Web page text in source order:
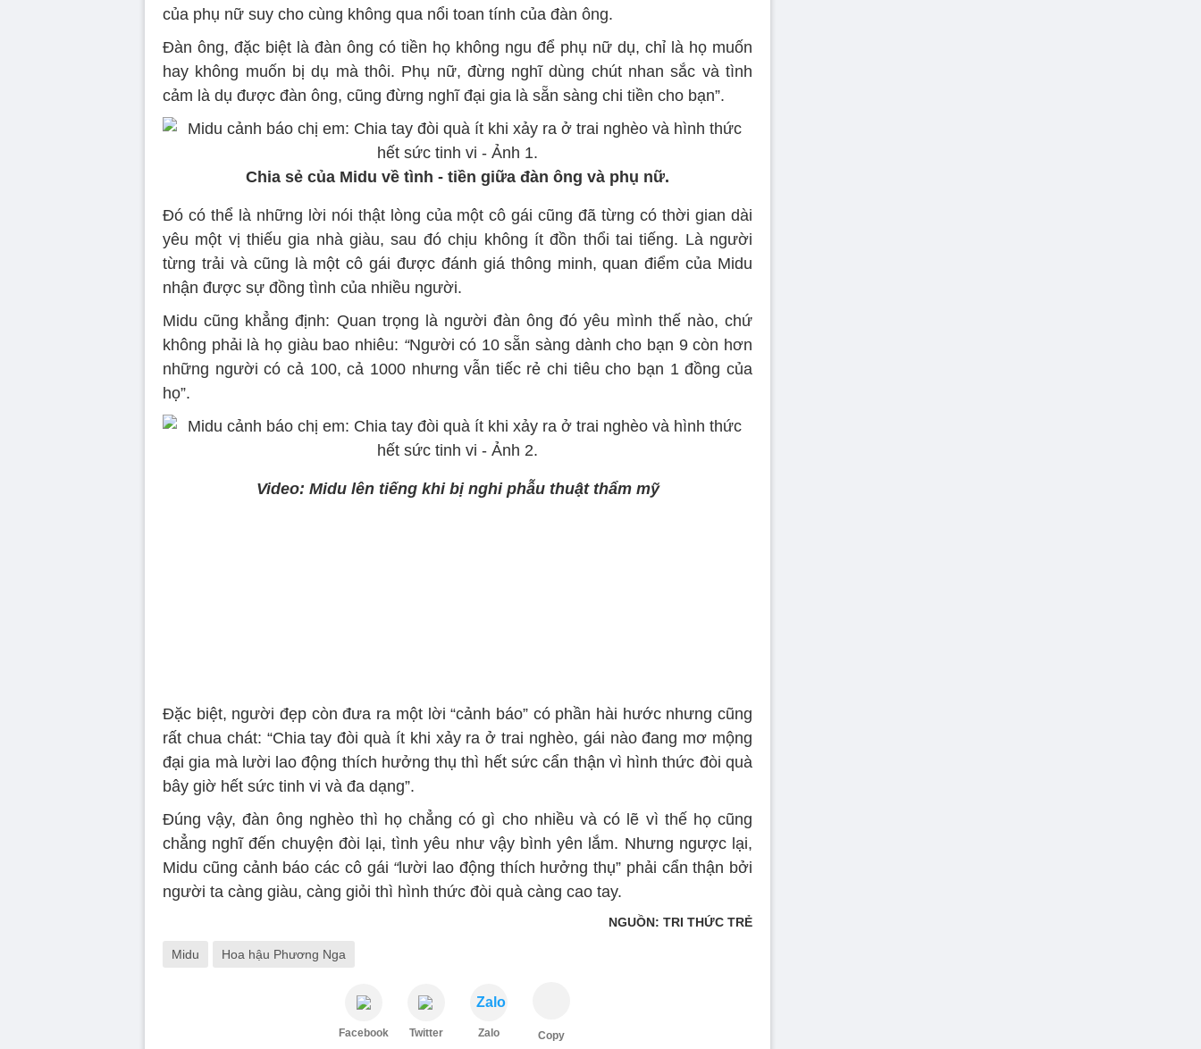
của phụ nữ suy cho cùng không qua nổi toan tính của đàn ông.
Đàn ông, đặc biệt là đàn ông có tiền họ không ngu để phụ nữ dụ, chỉ là họ muốn
hay không muốn bị dụ mà thôi. Phụ nữ, đừng nghĩ dùng chút nhan sắc và tình
cảm là dụ được đàn ông, cũng đừng nghĩ đại gia là sẵn sàng chi tiền cho bạn”.
Chia sẻ của Midu về tình - tiền giữa đàn ông và phụ nữ.
Đó có thể là những lời nói thật lòng của một cô gái cũng đã từng có thời gian dài
yêu một vị thiếu gia nhà giàu, sau đó chịu không ít đồn thổi tai tiếng. Là người
từng trải và cũng là một cô gái được đánh giá thông minh, quan điểm của Midu
nhận được sự đồng tình của nhiều người.
Midu cũng khẳng định: Quan trọng là người đàn ông đó yêu mình thế nào, chứ
không phải là họ giàu bao nhiêu: “Người có 10 sẵn sàng dành cho bạn 9 còn hơn
những người có cả 100, cả 1000 nhưng vẫn tiếc rẻ chi tiêu cho bạn 1 đồng của
họ”.
Video: Midu lên tiếng khi bị nghi phẫu thuật thẩm mỹ
Đặc biệt, người đẹp còn đưa ra một lời “cảnh báo” có phần hài hước nhưng cũng
rất chua chát: “Chia tay đòi quà ít khi xảy ra ở trai nghèo, gái nào đang mơ mộng
đại gia mà lười lao động thích hưởng thụ thì hết sức cẩn thận vì hình thức đòi quà
bây giờ hết sức tinh vi và đa dạng”.
Đúng vậy, đàn ông nghèo thì họ chẳng có gì cho nhiều và có lẽ vì thế họ cũng
chẳng nghĩ đến chuyện đòi lại, tình yêu như vậy bình yên lắm. Nhưng ngược lại,
Midu cũng cảnh báo các cô gái “lười lao động thích hưởng thụ” phải cẩn thận bởi
người ta càng giàu, càng giỏi thì hình thức đòi quà càng cao tay.
NGUỒN: TRI THỨC TRẺ
Midu Hoa hậu Phương Nga
Facebook Twitter
Zalo
Zalo Copy